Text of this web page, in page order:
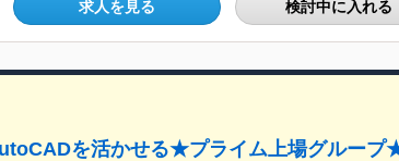
求人を見る 検討中に入れる
を活かせる★プライム上場グループ